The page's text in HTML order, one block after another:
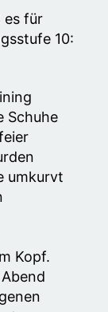
es für
10:
Schuhe
umkurvt
Kopf.